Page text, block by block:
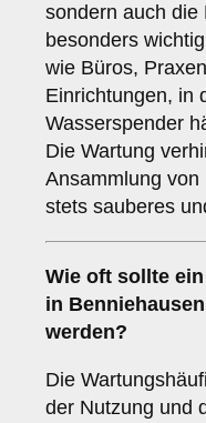
sondern auch die
besonders
wie Büros,
Einrichtungen, in
Wasserspender
Die Wartung
Ansammlung
stets sauberes
Wie oft sollte
in
werden?
Die
der Nutzung und